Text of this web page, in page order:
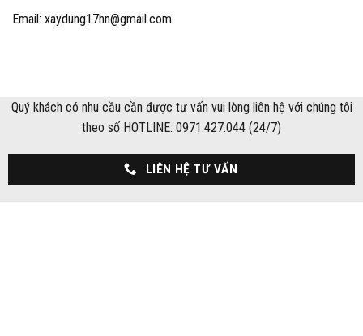
Email: xaydung17hn@gmail.com
Quý khách có nhu cầu cần được tư vấn vui lòng liên hệ với chúng tôi
theo số HOTLINE: 0971.427.044 (24/7)
LIÊN HỆ TƯ VẤN